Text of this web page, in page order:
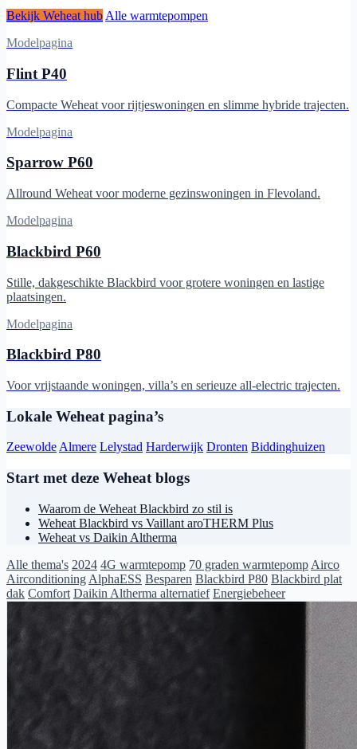
Bekijk Weheat hub Alle warmtepompen
Modelpagina
Flint P40
Compacte Weheat voor rijtjeswoningen en slimme hybride trajecten.
Modelpagina
Sparrow P60
Allround Weheat voor moderne gezinswoningen in Flevoland.
Modelpagina
Blackbird P60
Stille, dakgeschikte Blackbird voor grotere woningen en lastige
plaatsingen.
Modelpagina
Blackbird P80
Voor vrijstaande woningen, villa’s en serieuze all-electric trajecten.
Lokale Weheat pagina’s
ZeewoldeAlmere Lelystad Harderwijk Dronten Biddinghuizen
Start met deze Weheat blogs
Waarom de Weheat Blackbird zo stil is
Weheat Blackbird vs Vaillant aroTHERM Plus
Weheat vs Daikin Altherma
Alle thema's 2024 4G warmtepomp 70 graden warmtepomp Airco
Airconditioning AlphaESS Besparen Blackbird P80 Blackbird plat
dak Comfort Daikin Altherma alternatief Energiebeheer